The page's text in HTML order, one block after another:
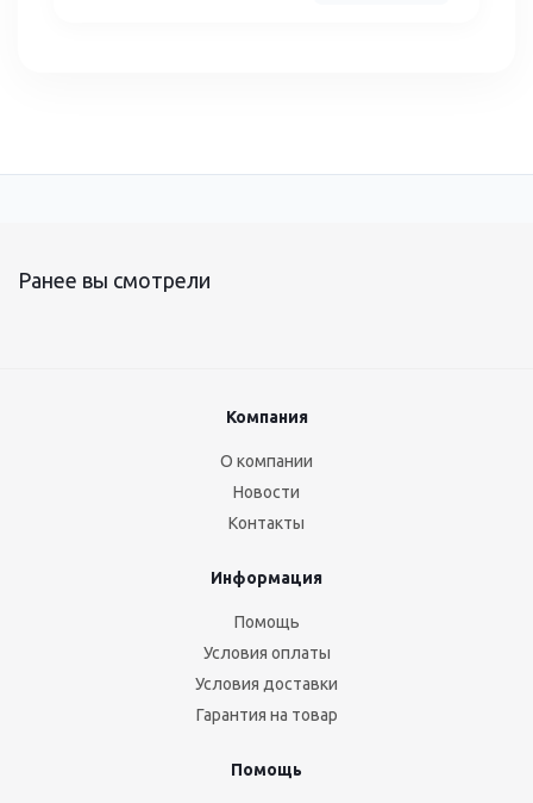
Ранее вы смотрели
Компания
О компании
Новости
Контакты
Информация
Помощь
Условия оплаты
Условия доставки
Гарантия на товар
Помощь